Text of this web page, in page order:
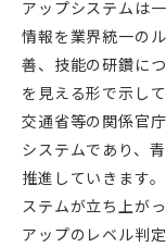
アップシステムは
情報を業界統一の
善、技能の研鑽に
を見える形で示し
交通省等の関係官
システムであり、
推進していきます
ステムが立ち上が
アップのレベル判